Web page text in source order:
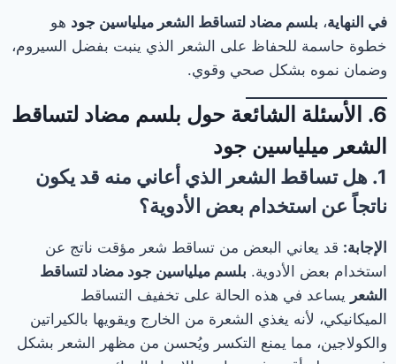
في النهاية، بلسم مضاد لتساقط الشعر ميلياسين جود هو
خطوة حاسمة للحفاظ على الشعر الذي ينبت بفضل السيروم،
وضمان نموه بشكل صحي وقوي.
6. الأسئلة الشائعة حول بلسم مضاد لتساقط
الشعر ميلياسين جود
1. هل تساقط الشعر الذي أعا‎ني منه قد يكون
ناتجاً عن استخدام بعض الأدوية؟
الإجابة: قد يعاني البعض من تساقط شعر مؤقت ناتج عن
استخدام بعض الأدوية. بلسم ميلياسين جود مضاد لتساقط
الشعر يساعد في هذه الحالة على تخفيف التساقط
الميكانيكي، لأنه يغذي الشعرة من الخارج ويقويها بالكيراتين
والكولاجين، مما يمنع التكسر ويُحسن من مظهر الشعر بشكل